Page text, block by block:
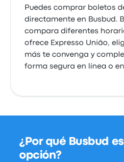
Puedes comprar boletos
directamente en Busbud.
compara diferentes
ofrece Expresso União,
más te convenga y
forma segura en línea o
¿Por qué Busbud
opción?